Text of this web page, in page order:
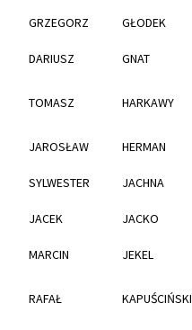
GRZEGORZ GŁODEK
DARIUSZ GNAT
TOMASZ HARKAWY
JAROSŁAW HERMAN
SYLWESTER JACHNA
JACEK JACKO
MARCIN JEKEL
RAFAŁ KAPUŚCIŃSKI